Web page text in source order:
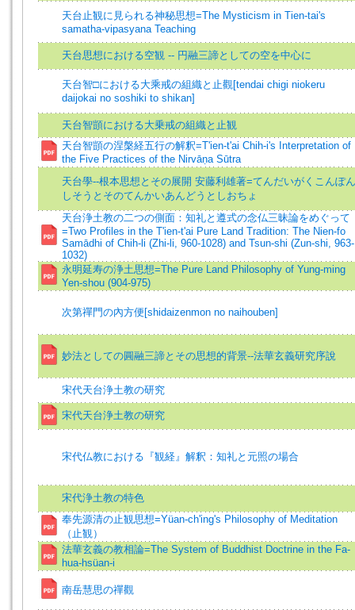
天台止観に見られる神秘思想=The Mysticism in Tien-tai's
samatha-vipasyana Teaching
天台思想における空観 -- 円融三諦としての空を中心に
天台智□における大乘戒の組織と止觀[tendai chigi niokeru
daijokai no soshiki to shikan]
天台智顗における大乗戒の組織と止観
天台智顗の涅槃経五行の解釈=T'ien-t'ai Chih-i's Interpretation of
the Five Practices of the Nirvāṇa Sūtra
天台學--根本思想とその展開 安藤利雄著=てんだいがくこんぽん
しそうとそのてんかいあんどうとしおちょ
天台浄土教の二つの側面：知礼と遵式の念仏三昧論をめぐって
=Two Profiles in the T'ien-t'ai Pure Land Tradition: The Nien-fo
Samādhi of Chih-li (Zhi-li, 960-1028) and Tsun-shi (Zun-shi, 963-
1032)
永明延寿の浄土思想=The Pure Land Philosophy of Yung-ming
Yen-shou (904-975)
次第禪門の內方便[shidaizenmon no naihouben]
妙法としての圓融三諦とその思想的背景--法華玄義研究序說
宋代天台浄土教の研究
宋代天台浄土教の研究
宋代仏教における『観経』解釈：知礼と元照の場合
宋代浄土教の特色
奉先源清の止観思想=Yüan-ch'ing's Philosophy of Meditation
（止観）
法華玄義の教相論=The System of Buddhist Doctrine in the Fa-
hua-hsüan-i
南岳慧思の禪觀